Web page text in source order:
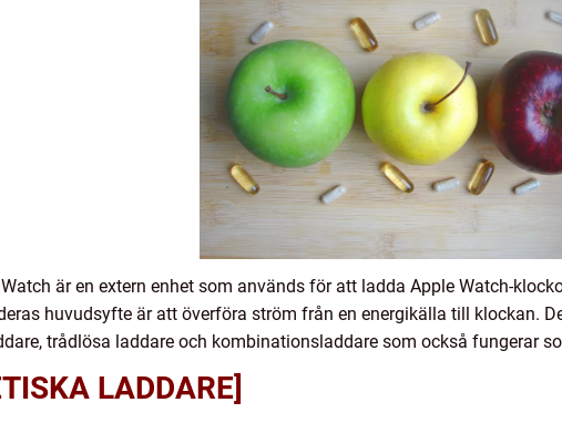
är en extern enhet som används för att ladda Apple Watch-
huvudsyfte är att överföra ström från en energikälla till klockan.
trådlösa laddare och kombinationsladdare som också fungerar
LADDARE]